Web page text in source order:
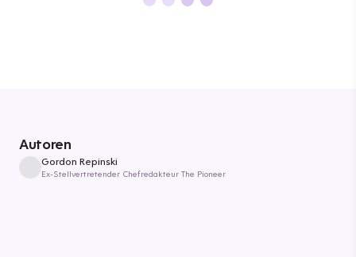
Autoren
Gordon Repinski
Ex-Stellvertretender Chefredakteur The Pioneer